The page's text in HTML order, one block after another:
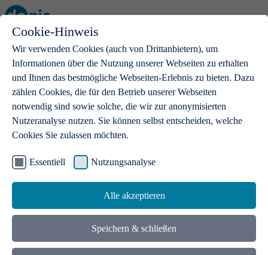
Cookie-Hinweis
Wir verwenden Cookies (auch von Drittanbietern), um
Informationen über die Nutzung unserer Webseiten zu erhalten
und Ihnen das bestmögliche Webseiten-Erlebnis zu bieten. Dazu
zählen Cookies, die für den Betrieb unserer Webseiten
notwendig sind sowie solche, die wir zur anonymisierten
Nutzeranalyse nutzen. Sie können selbst entscheiden, welche
Cookies Sie zulassen möchten.
Essentiell Nutzungsanalyse
Alle akzeptieren
Speichern & schließen
Open main menu
.de-Domains
Mit einer .de-Domain erhalten Ideen eine Bühne